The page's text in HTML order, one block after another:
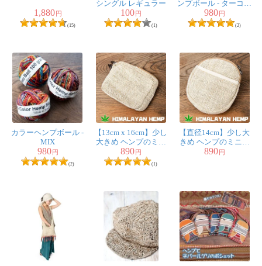
1,880 円
(15)
シングル レギュラー
100 円
(1)
ンプボール - ターコイ
ズブルー
980 円
(2)
カラーヘンプボール -
MIX
980円
(2)
【13cm x 16cm】少し
大きめ ヘンプのミニ
ポーチ 四角
890円
(1)
【直径14cm】少し大
きめ ヘンプのミニポ
ーチ 丸形
890円